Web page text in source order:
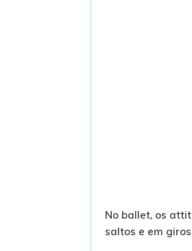
No ballet, os
saltos e em